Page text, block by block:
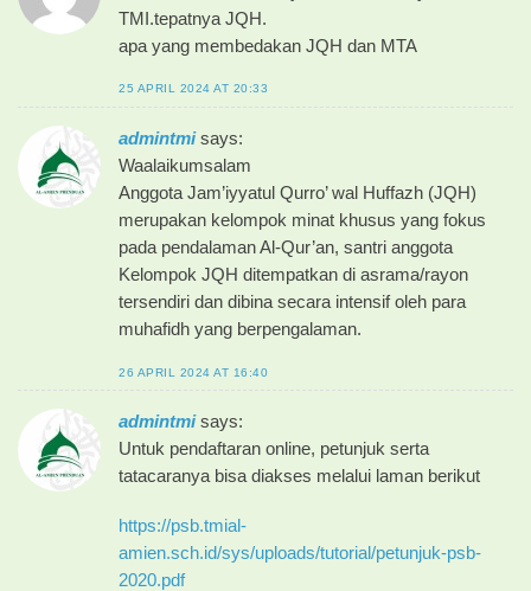
TMI.tepatnya JQH.
apa yang membedakan JQH dan MTA
25 APRIL 2024 AT 20:33
admintmi says:
Waalaikumsalam
Anggota Jam’iyyatul Qurro’ wal Huffazh (JQH)
merupakan kelompok minat khusus yang fokus
pada pendalaman Al-Qur’an, santri anggota
Kelompok JQH ditempatkan di asrama/rayon
tersendiri dan dibina secara intensif oleh para
muhafidh yang berpengalaman.
26 APRIL 2024 AT 16:40
admintmi says:
Untuk pendaftaran online, petunjuk serta
tatacaranya bisa diakses melalui laman berikut
https://psb.tmial-
amien.sch.id/sys/uploads/tutorial/petunjuk-psb-
2020.pdf